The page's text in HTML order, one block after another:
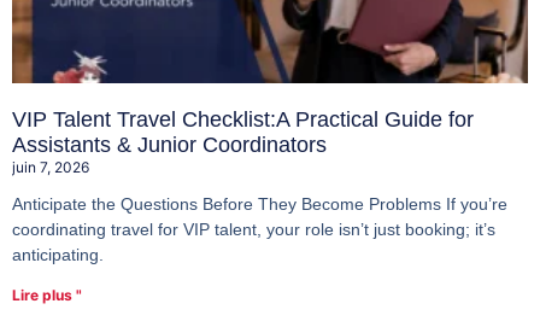
VIP Talent Travel Checklist:A Practical Guide for
Assistants & Junior Coordinators
juin 7, 2026
Anticipate the Questions Before They Become Problems If you’re
coordinating travel for VIP talent, your role isn’t just booking; it’s
anticipating.
Lire plus "